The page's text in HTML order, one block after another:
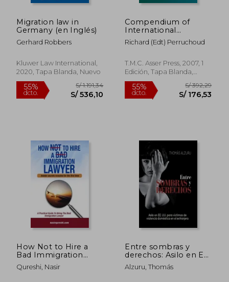
55% 55%
55%
dcto.
S/ 819,43 55%
dcto.
Migration law in
Germany (en Inglés)
Gerhard Robbers
Kluwer Law International,
2020, Tapa Blanda, Nuevo
Compendium of
International
Migration law
Instruments (en
Richard (edt) Perruchoud
T.M.C. Asser Press, 2007, 1
Edición, Tapa Blanda,
Nuevo
How Not to Hire a
Bad Immigration
Lawyer: A Practical
Guide to Hiring The
Qureshi, Nasir
Entre sombras y
derechos: Asilo en EE.
UU. para víctimas de
violencia doméstica
Alzuru, Thomás